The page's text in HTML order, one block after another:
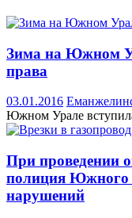
Зима на Южном
права
03.01.2016
Южном Урале
При проведении
полиция Южного
нарушений